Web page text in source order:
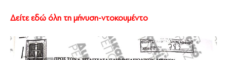
Δείτε εδώ όλη τη μήνυση-ντοκουμέντο